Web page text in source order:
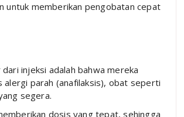
untuk memberikan pengobatan cepat
injeksi adalah bahwa mereka
alergi parah (anafilaksis), obat seperti
segera.
dosis yang tepat, sehingga